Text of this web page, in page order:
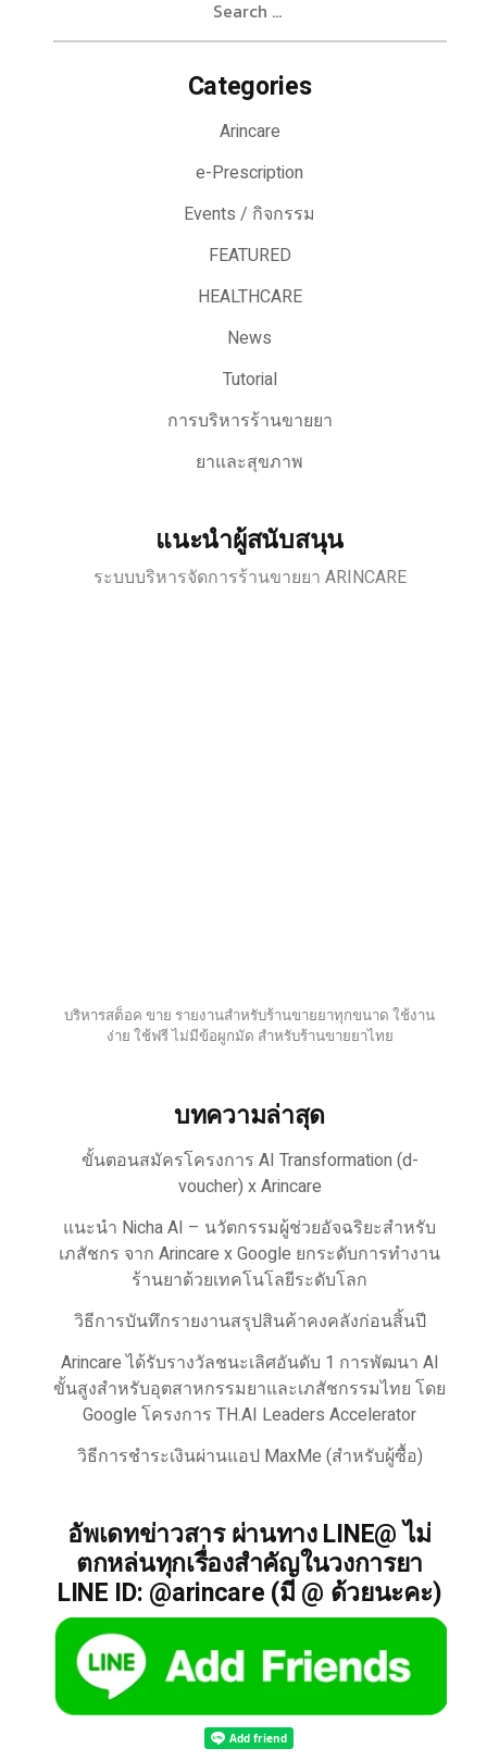
Categories
Arincare
e-Prescription
Events / กิจกรรม
FEATURED
HEALTHCARE
News
Tutorial
การบริหารร้านขายยา
ยาและสุขภาพ
แนะนำผู้สนับสนุน
ระบบบริหารจัดการร้านขายยา ARINCARE
บริหารสต็อค ขาย รายงานสำหรับร้านขายยาทุกขนาด ใช้งาน
ง่าย ใช้ฟรี ไม่มีข้อผูกมัด สำหรับร้านขายยาไทย
บทความล่าสุด
ขั้นตอนสมัครโครงการ AI Transformation (d-
voucher) x Arincare
แนะนำ Nicha AI – นวัตกรรมผู้ช่วยอัจฉริยะสำหรับ
เภสัชกร จาก Arincare x Google ยกระดับการทำงาน
ร้านยาด้วยเทคโนโลยีระดับโลก
วิธีการบันทึกรายงานสรุปสินค้าคงคลังก่อนสิ้นปี
Arincare ได้รับรางวัลชนะเลิศอันดับ 1 การพัฒนา AI
ขั้นสูงสำหรับอุตสาหกรรมยาและเภสัชกรรมไทย โดย
Google โครงการ TH.AI Leaders Accelerator
วิธีการชำระเงินผ่านแอป MaxMe (สำหรับผู้ซื้อ)
อัพเดทข่าวสาร ผ่านทาง LINE@ ไม่
ตกหล่นทุกเรื่องสำคัญในวงการยา
LINE ID: @arincare (มี @ ด้วยนะคะ)